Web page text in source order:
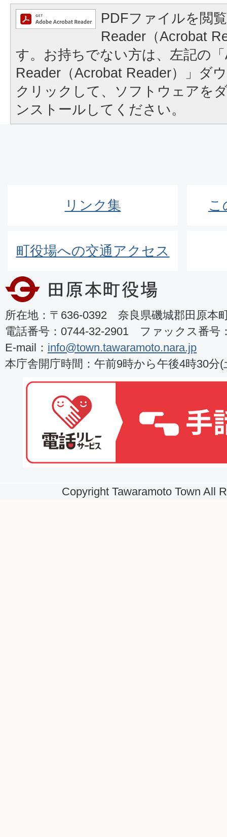
PDFファイルを閲
Reader（Acrobat
す。お持ちでない方は、左記の
Reader（Acrobat Reader）」ダ
クリックして、ソフトウェアを
ンストールしてください。
リンク集 こ
町役場への交通アクセス
所在地：〒636-0392 奈良県磯城郡田原本
電話番号：0744-32-2901 ファックス番号
E-mail： info@town.tawaramoto.nara.jp
本庁舎開庁時間：午前9時から午後4時30分
Copyright Tawaramoto Town All